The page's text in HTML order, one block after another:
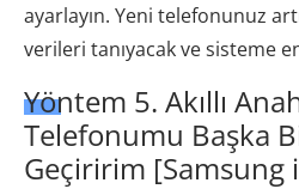
ayarlayın. Yeni telefonunuz
verileri tanıyacak ve sisteme
Yöntem 5. Akıllı
Telefonumu Başka
Geçiririm [Samsung